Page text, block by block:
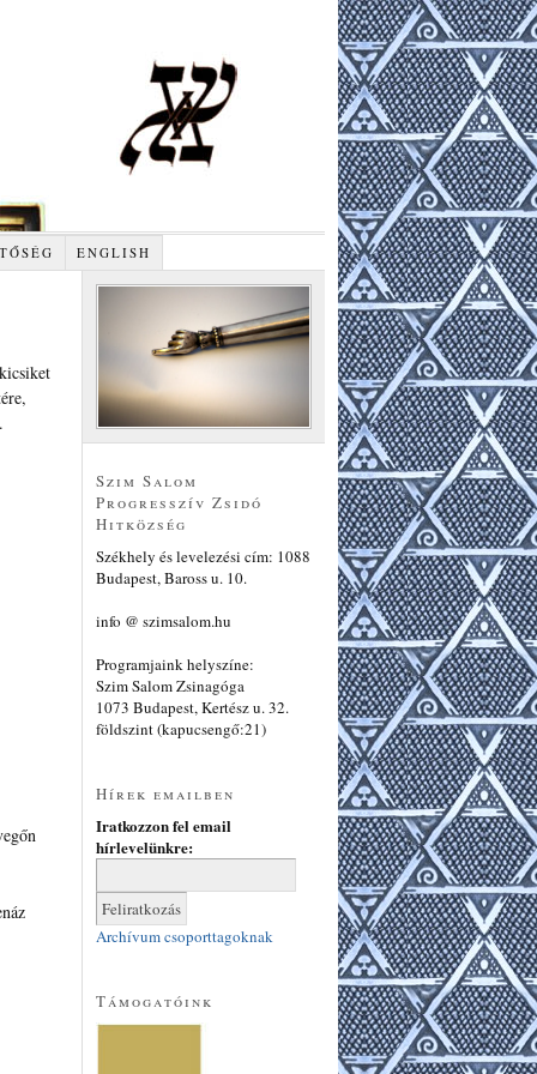
ENGLISH
Szim Salom
Progresszív Zsidó
Hitközség
Székhely és levelezési cím: 1088
Budapest, Baross u. 10.
info @ szimsalom.hu
Programjaink helyszíne:
Szim Salom Zsinagóga
1073 Budapest, Kertész u. 32.
földszint (kapucsengő:21)
Hírek emailben
Iratkozzon fel email
hírlevelünkre:
Archívum csoporttagoknak
Támogatóink